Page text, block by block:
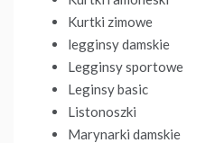
Kurtki zimowe
legginsy damskie
Legginsy sportowe
Leginsy basic
Listonoszki
Marynarki damskie